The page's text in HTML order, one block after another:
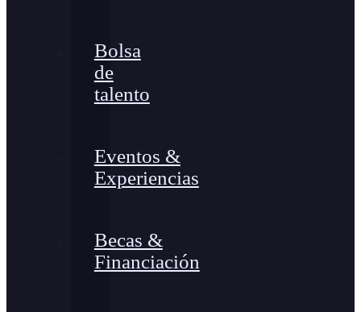
Bolsa
de
talento
Eventos &
Experiencias
Becas &
Financiación